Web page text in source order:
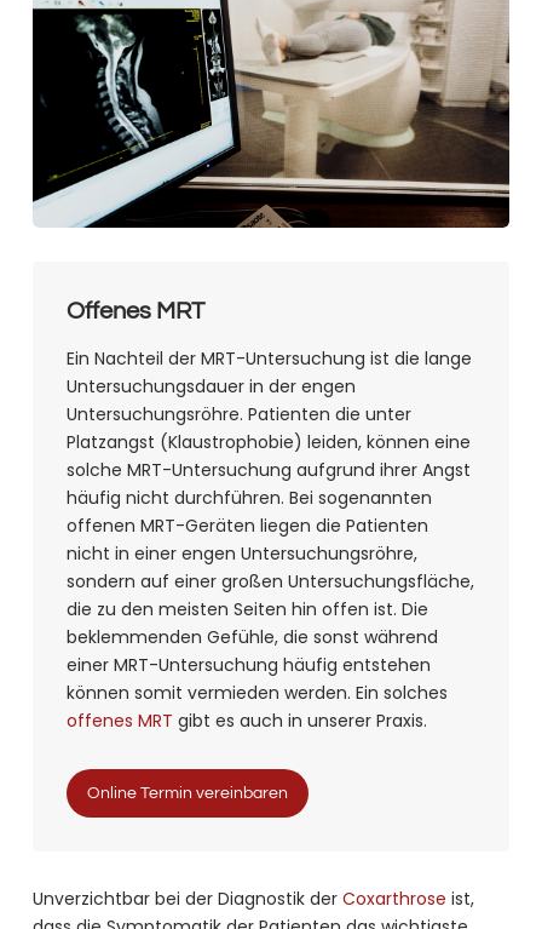
Offenes MRT
Ein Nachteil der MRT-Untersuchung ist die lange
Untersuchungsdauer in der engen
Untersuchungsröhre. Patienten die unter
Platzangst (Klaustrophobie) leiden, können eine
solche MRT-Untersuchung aufgrund ihrer Angst
häufig nicht durchführen. Bei sogenannten
offenen MRT-Geräten liegen die Patienten
nicht in einer engen Untersuchungsröhre,
sondern auf einer großen Untersuchungsfläche,
die zu den meisten Seiten hin offen ist. Die
beklemmenden Gefühle, die sonst während
einer MRT-Untersuchung häufig entstehen
können somit vermieden werden. Ein solches
offenes MRT gibt es auch in unserer Praxis.
Online Termin vereinbaren
Unverzichtbar bei der Diagnostik der Coxarthrose ist,